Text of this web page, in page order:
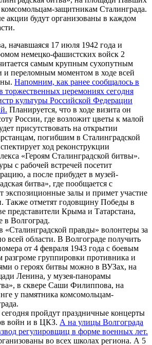
защитникам Сталинграда.
акции будут организованы в каждом
начавшаяся 17 июля 1942 года и
немецко-фашистских войск 2
самым крупным сухопутным
и переломным моментом в ходе всей
Напомним, как ранее сообщалось в
церемониях сегодня
культуры Российской Федерации
Планируется, что в ходе визита он
России, где возложит цветы к малой
присутствовать на открытии
погибшим в Сталинградской
ход реконструкции
«Героям Сталинградской битвы».
с рабочей встречей посетит
а после прибудет в музей-
битва», где пообщается с
экспозиционные залы и примет участие
Также отметят годовщину Победы в
представители Крыма и Татарстана,
в Волгоград.
«Сталинградской правды» волонтеры за
всей области. В Волгограде получить
от 4 февраля 1943 года с боевым
разгроме группировки противника и
о героях битвы можно в ВУЗах, на
Ленина, у музея-панорамы
в сквере Саши Филиппова, на
у памятника комсомольцам-
пройдут праздничные концерты
войн и в ЦКЗ. А на улицы Волгограда
регулировщиц в форме военных лет.
во всех школах региона. А 5